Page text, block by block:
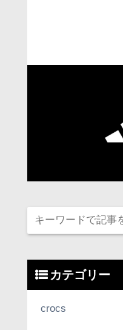
カテゴリー